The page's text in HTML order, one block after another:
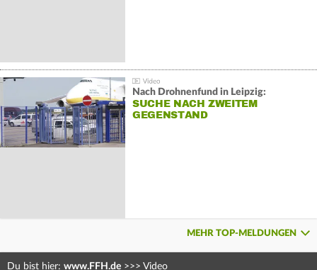
Nach Drohnenfund in Leipzig:
SUCHE NACH ZWEITEM
GEGENSTAND
MEHR TOP-MELDUNGEN
Du bist hier: www.FFH.de >>> Video